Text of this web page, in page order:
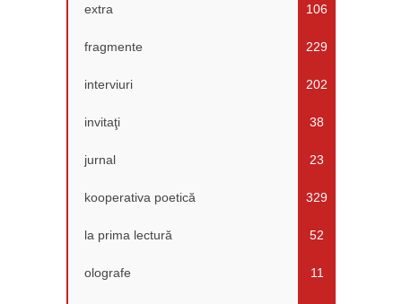
extra 106
fragmente 229
interviuri 202
invitaţi 38
jurnal 23
kooperativa poetică 329
la prima lectură 52
olografe 11